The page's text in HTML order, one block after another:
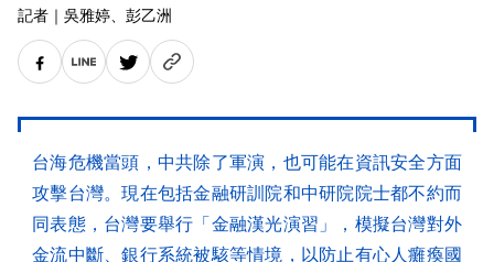
記者 ｜ 吳雅婷、彭乙洲
台海危機當頭，中共除了軍演，也可能在資訊安全方面
攻擊台灣。現在包括金融研訓院和中研院院士都不約而
同表態，台灣要舉行「金融漢光演習」，模擬台灣對外
金流中斷、銀行系統被駭等情境，以防止有心人癱瘓國